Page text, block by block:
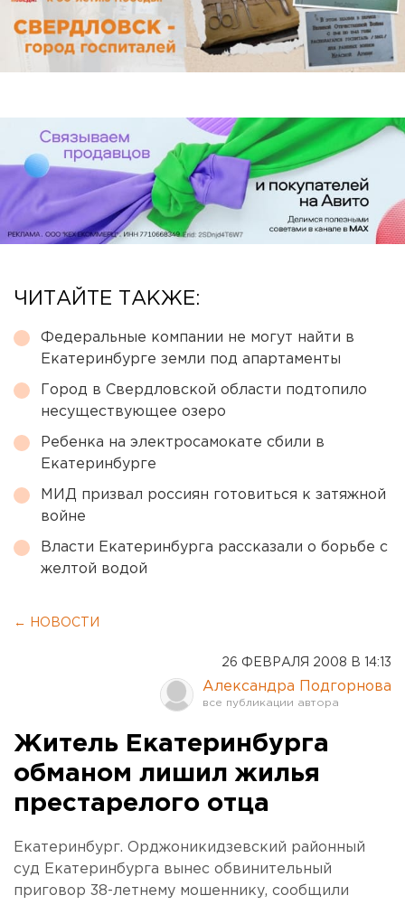
ЧИТАЙТЕ ТАКЖЕ:
Федеральные компании не могут найти в
Екатеринбурге земли под апартаменты
Город в Свердловской области подтопило
несуществующее озеро
Ребенка на электросамокате сбили в
Екатеринбурге
МИД призвал россиян готовиться к затяжной
войне
Власти Екатеринбурга рассказали о борьбе с
желтой водой
← НОВОСТИ
26 ФЕВРАЛЯ 2008 В 14:13
Александра Подгорнова
Житель Екатеринбурга
обманом лишил жилья
престарелого отца
Екатеринбург. Орджоникидзевский районный
суд Екатеринбурга вынес обвинительный
приговор 38-летнему мошеннику, сообщили